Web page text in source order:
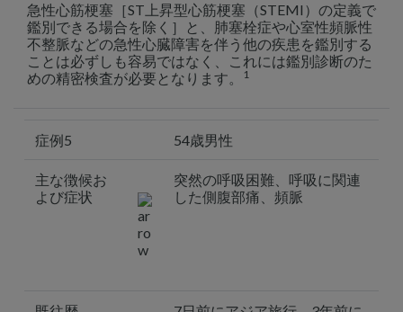
急性心筋梗塞［ST上昇型心筋梗塞（STEMI）の定義で
鑑別できる場合を除く］と、肺塞栓症や心室性頻脈性
不整脈などの急性心臓障害を伴う他の疾患を鑑別する
ことは必ずしも容易ではなく、これには鑑別診断のた
めの精密検査が必要となります。
1
症例5 54歳男性
主な徴候お
よび症状
突然の呼吸困難、呼吸に関連
した側腹部痛、頻脈